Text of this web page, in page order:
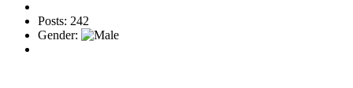
Posts: 242
Gender: